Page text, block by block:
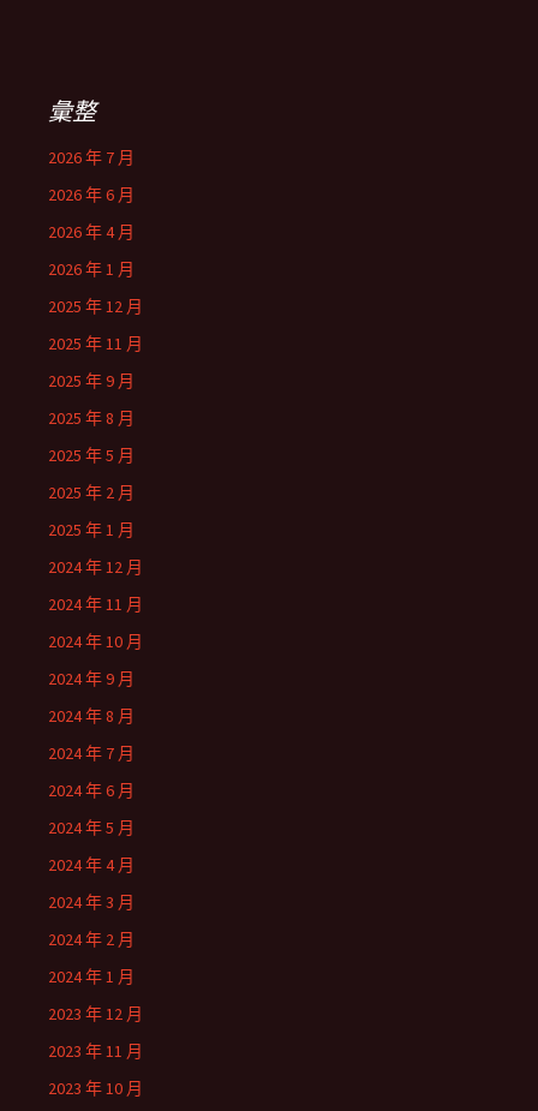
彙整
2026 年 7 月
2026 年 6 月
2026 年 4 月
2026 年 1 月
2025 年 12 月
2025 年 11 月
2025 年 9 月
2025 年 8 月
2025 年 5 月
2025 年 2 月
2025 年 1 月
2024 年 12 月
2024 年 11 月
2024 年 10 月
2024 年 9 月
2024 年 8 月
2024 年 7 月
2024 年 6 月
2024 年 5 月
2024 年 4 月
2024 年 3 月
2024 年 2 月
2024 年 1 月
2023 年 12 月
2023 年 11 月
2023 年 10 月